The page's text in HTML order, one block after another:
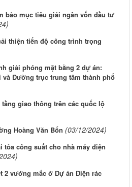
bảo mục tiêu giải ngân vốn đầu tư
thiện tiến độ công trình trọng
giải phóng mặt bằng 2 dự án:
Đường trục trung tâm thành phố
giao thông trên các quốc lộ
Hoàng Văn Bổn (03/12/2024)
tỏa công suất cho nhà máy điện
2 vướng mắc ở Dự án Điện rác